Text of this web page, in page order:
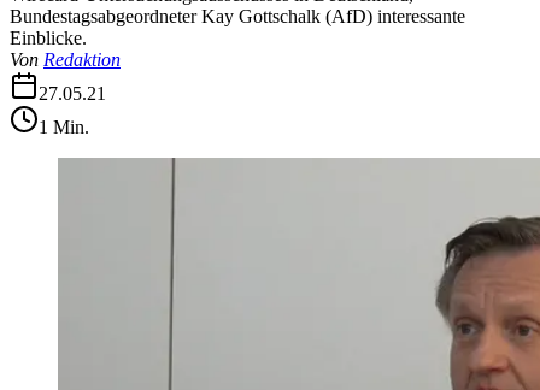
Bundestagsabgeordneter Kay Gottschalk (AfD) interessante
Einblicke.
Von Redaktion
27.05.21
1 Min.